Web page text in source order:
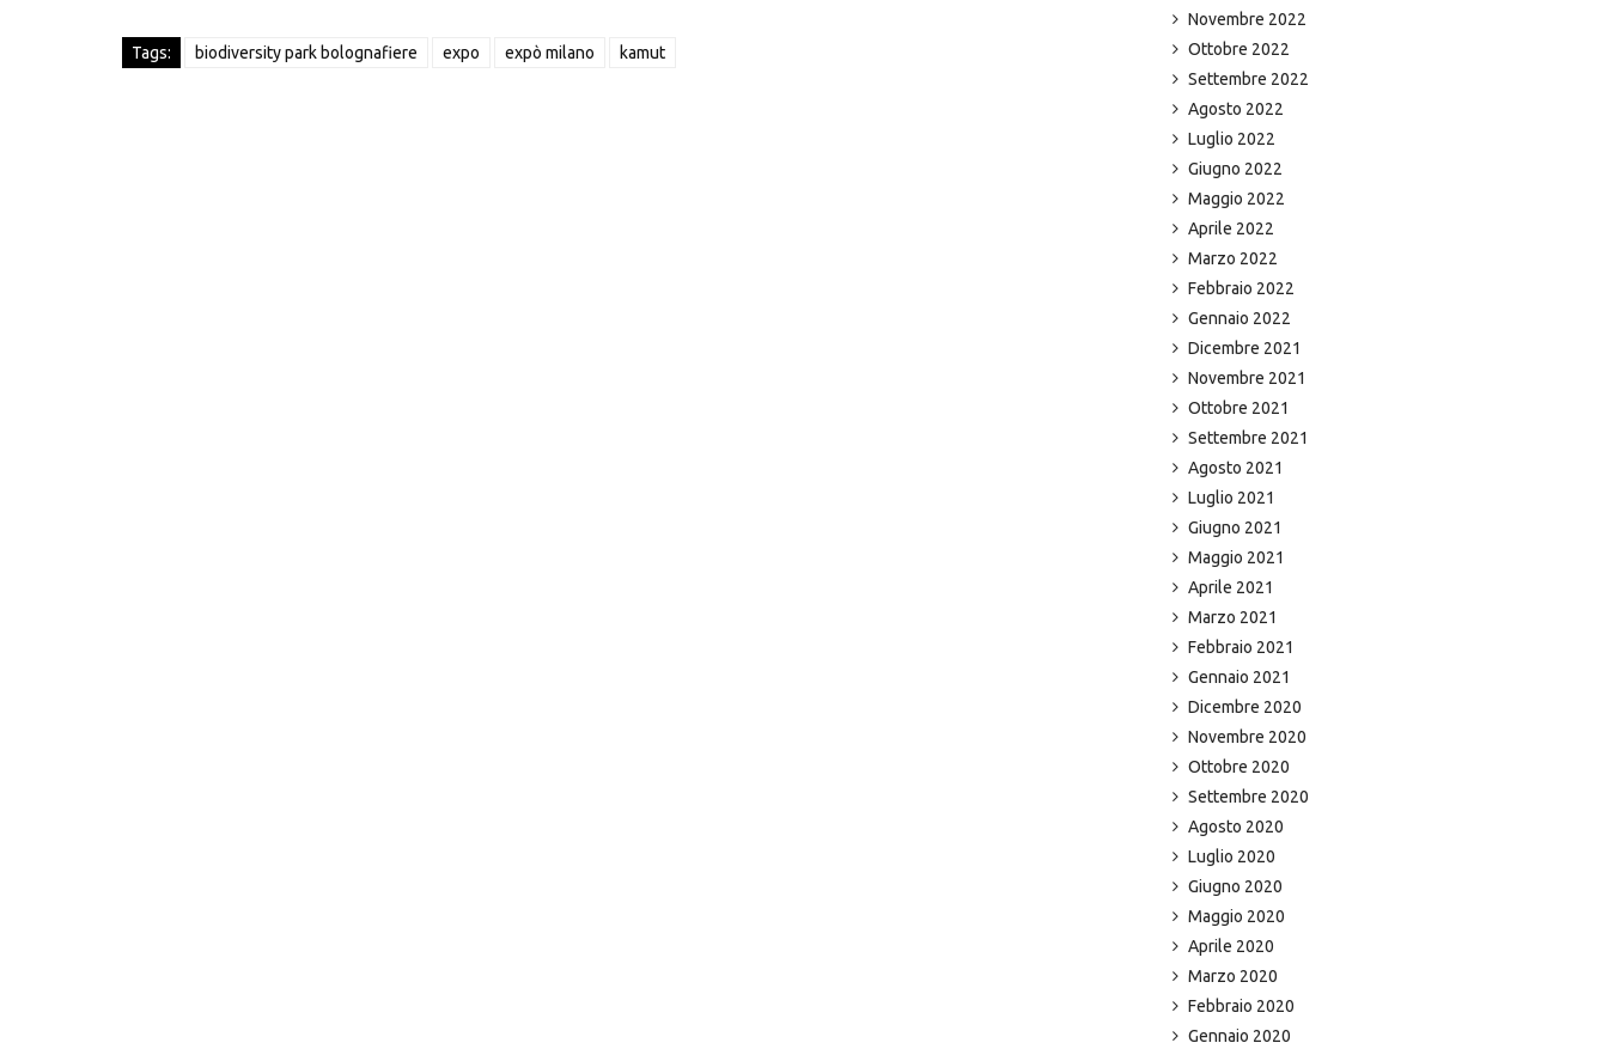
Tags: biodiversity park bolognafiere expo expò milano kamut
Novembre 2022
Ottobre 2022
Settembre 2022
Agosto 2022
Luglio 2022
Giugno 2022
Maggio 2022
Aprile 2022
Marzo 2022
Febbraio 2022
Gennaio 2022
Dicembre 2021
Novembre 2021
Ottobre 2021
Settembre 2021
Agosto 2021
Luglio 2021
Giugno 2021
Maggio 2021
Aprile 2021
Marzo 2021
Febbraio 2021
Gennaio 2021
Dicembre 2020
Novembre 2020
Ottobre 2020
Settembre 2020
Agosto 2020
Luglio 2020
Giugno 2020
Maggio 2020
Aprile 2020
Marzo 2020
Febbraio 2020
Gennaio 2020